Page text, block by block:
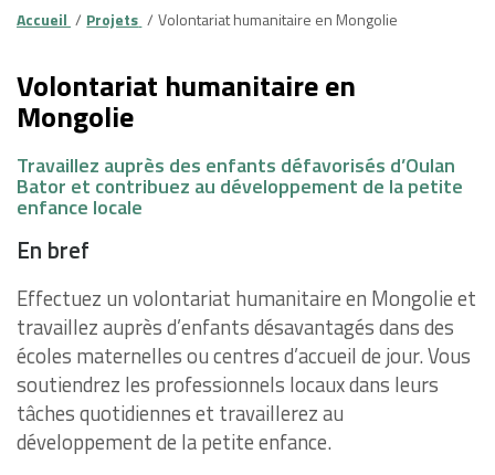
Accueil Projets Volontariat humanitaire en Mongolie
Volontariat humanitaire en
Mongolie
Travaillez auprès des enfants défavorisés d’Oulan
Bator et contribuez au développement de la petite
enfance locale
En bref
Effectuez un volontariat humanitaire en Mongolie et
travaillez auprès d’enfants désavantagés dans des
écoles maternelles ou centres d’accueil de jour. Vous
soutiendrez les professionnels locaux dans leurs
tâches quotidiennes et travaillerez au
développement de la petite enfance.